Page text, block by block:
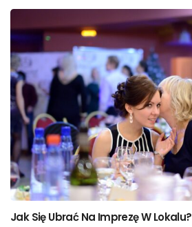
Jak Się Ubrać Na Imprezę W Lokalu?